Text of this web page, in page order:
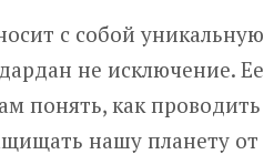
с собой уникальную
не исключение. Ее
понять, как проводить
нашу планету от